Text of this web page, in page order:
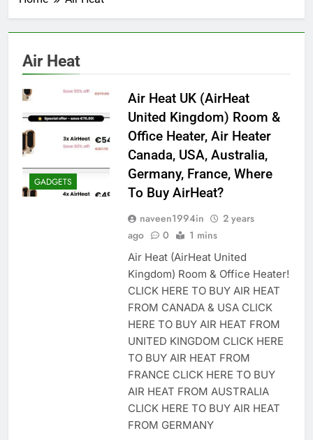
Air Heat
GADGETS
Air Heat UK (AirHeat
United Kingdom) Room &
Office Heater, Air Heater
Canada, USA, Australia,
Germany, France, Where
To Buy AirHeat?
naveen1994in
2 years
ago
0 1 mins
Air Heat (AirHeat United
Kingdom) Room & Office Heater!
CLICK HERE TO BUY AIR HEAT
FROM CANADA & USA CLICK
HERE TO BUY AIR HEAT FROM
UNITED KINGDOM CLICK HERE
TO BUY AIR HEAT FROM
FRANCE CLICK HERE TO BUY
AIR HEAT FROM AUSTRALIA
CLICK HERE TO BUY AIR HEAT
FROM GERMANY